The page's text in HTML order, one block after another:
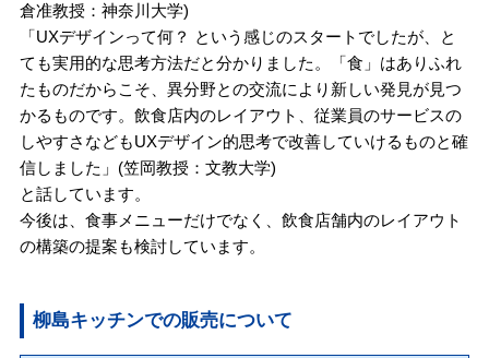
倉准教授：神奈川大学)
「UXデザインって何？ という感じのスタートでしたが、と
ても実用的な思考方法だと分かりました。「食」はありふれ
たものだからこそ、異分野との交流により新しい発見が見つ
かるものです。飲食店内のレイアウト、従業員のサービスの
しやすさなどもUXデザイン的思考で改善していけるものと確
信しました」(笠岡教授：文教大学)
と話しています。
今後は、食事メニューだけでなく、飲食店舗内のレイアウト
の構築の提案も検討しています。
柳島キッチンでの販売について